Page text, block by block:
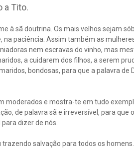
a Tito.
à sã doutrina. Os mais velhos sejam
na paciência. Assim também as
nem escravas do vinho, mas
a cuidarem dos filhos, a serem
bondosas, para que a palavra de
moderados e mostra-te em tudo
de palavra sã e irreversível, para que
dizer de nós.
salvação para todos os